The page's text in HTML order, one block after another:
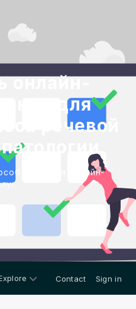
онлайн-
для
речевой
создания онлайн-
Contact Sign in